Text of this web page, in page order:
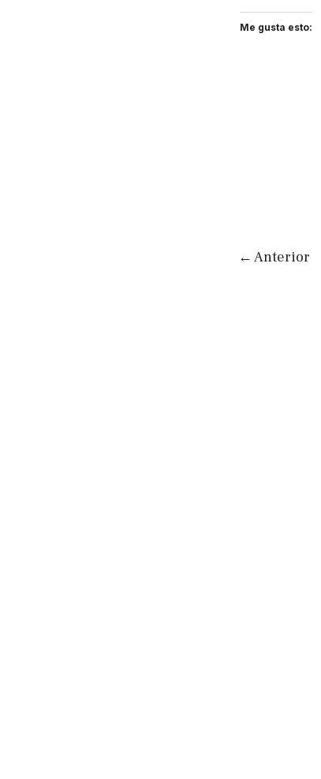
Me gusta esto:
← Anterior